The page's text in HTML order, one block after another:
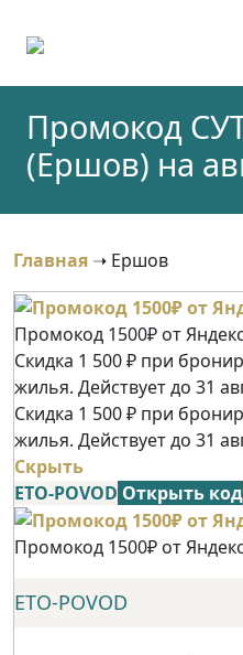
Промокод
(Ершов) на
Главная ➝ Ершов
Промокод 1500₽ от
Скидка 1 500 ₽ при
жилья. Действует до 31
Скидка 1 500 ₽ при
жилья. Действует до 31
Скрыть
ETO-POVOD Открыть код
Промокод 1500₽ от
ETO-POVOD